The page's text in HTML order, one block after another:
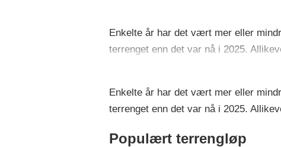
Enkelte år har det vært mer eller
terrenget enn det var nå i 2025.
Enkelte år har det vært mer eller
terrenget enn det var nå i 2025.
Populært terrengløp